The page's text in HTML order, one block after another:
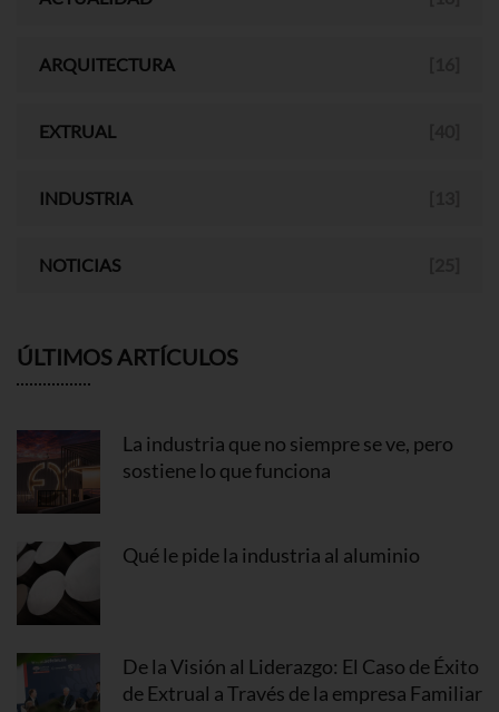
ARQUITECTURA
EXTRUAL
INDUSTRIA
NOTICIAS
ÚLTIMOS ARTÍCULOS
La industria que no siempre se ve, pero
sostiene lo que funciona
Qué le pide la industria al aluminio
De la Visión al Liderazgo: El Caso de Éxito
de Extrual a Través de la empresa Familiar